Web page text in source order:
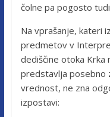
čolne pa pogosto
Na vprašanje, kateri
predmetov v
dediščine otoka Krka
predstavlja posebno
vrednost, ne zna
izpostavi: